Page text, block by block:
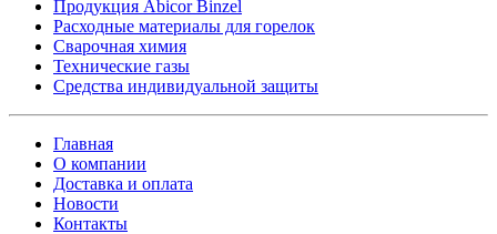
Продукция Abicor Binzel
Расходные материалы для горелок
Сварочная химия
Технические газы
Средства индивидуальной защиты
Главная
О компании
Доставка и оплата
Новости
Контакты